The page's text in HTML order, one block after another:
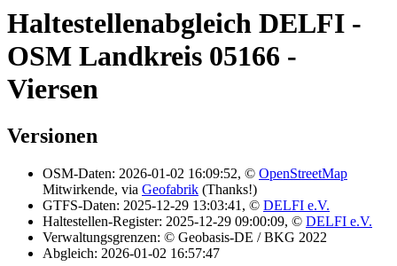
Haltestellenabgleich DELFI -
OSM Landkreis 05166 -
Viersen
Versionen
OSM-Daten: 2026-01-02 16:09:52, © OpenStreetMap
Mitwirkende, via Geofabrik (Thanks!)
GTFS-Daten: 2025-12-29 13:03:41, © DELFI e.V.
Haltestellen-Register: 2025-12-29 09:00:09, © DELFI e.V.
Verwaltungsgrenzen: © Geobasis-DE / BKG 2022
Abgleich: 2026-01-02 16:57:47